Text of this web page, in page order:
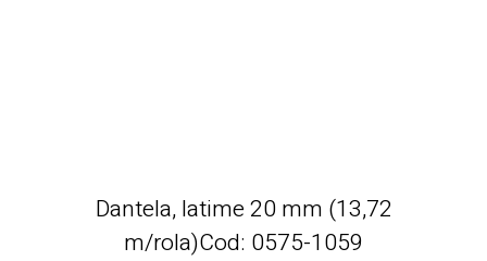
Dantela, latime 20 mm (13,72
m/rola)Cod: 0575-1059